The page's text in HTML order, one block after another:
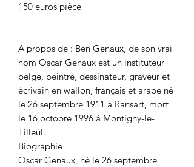
150 euros pièce
A propos de : Ben Genaux, de son vrai
nom Oscar Genaux est un instituteur
belge, peintre, dessinateur, graveur et
écrivain en wallon, français et arabe né
le 26 septembre 1911 à Ransart, mort
le 16 octobre 1996 à Montigny-le-
Tilleul.
Biographie
Oscar Genaux, né le 26 septembre